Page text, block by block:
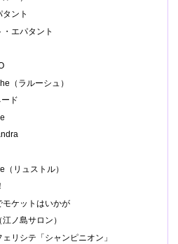
ント
エパタント
（ラルーシュ）
ド
リュストル）
ケットはいかが
ノ島サロン）
リシテ「シャンピニオン」